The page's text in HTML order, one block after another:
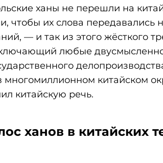
ханы не перешли на
чтобы их слова передавались
— и так из этого жёсткого
любые
многомиллионном китайском
китайскую речь.
ханов в китайских